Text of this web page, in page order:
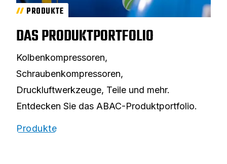
PRODUKTE
DAS PRODUKTPORTFOLIO
Kolbenkompressoren,
Schraubenkompressoren,
Druckluftwerkzeuge, Teile und mehr.
Entdecken Sie das ABAC-Produktportfolio.
Produkte